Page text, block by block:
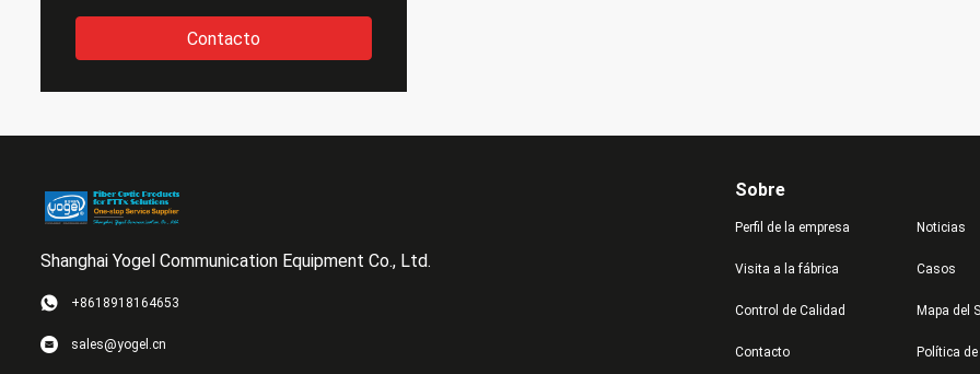
Contacto
Shanghai Yogel Communication Equipment Co., Ltd.
+8618918164653
sales@yogel.cn
Sobre
Perfil de la empresa
Visita a la fábrica
Control de Calidad
Contacto
Noticias
Casos
Mapa del
Política